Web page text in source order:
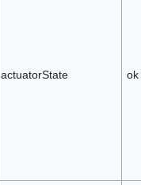
actuatorState ok